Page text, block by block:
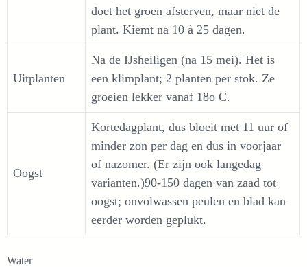
doet het groen afsterven, maar niet de
plant. Kiemt na 10 à 25 dagen.
Uitplanten
Na de IJsheiligen (na 15 mei). Het is
een klimplant; 2 planten per stok. Ze
groeien lekker vanaf 18o C.
Oogst
Kortedagplant, dus bloeit met 11 uur of
minder zon per dag en dus in voorjaar
of nazomer. (Er zijn ook langedag
varianten.)90-150 dagen van zaad tot
oogst; onvolwassen peulen en blad kan
eerder worden geplukt.
Water